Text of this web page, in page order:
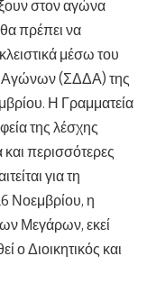
στον αγώνα
πρέπει να
μέσω του
Αγώνων (ΣΔΔΑ) της
Η Γραμματεία
της λέσχης
περισσότερες
για τη
Νοεμβρίου, η
Μεγάρων, εκεί
ο Διοικητικός και